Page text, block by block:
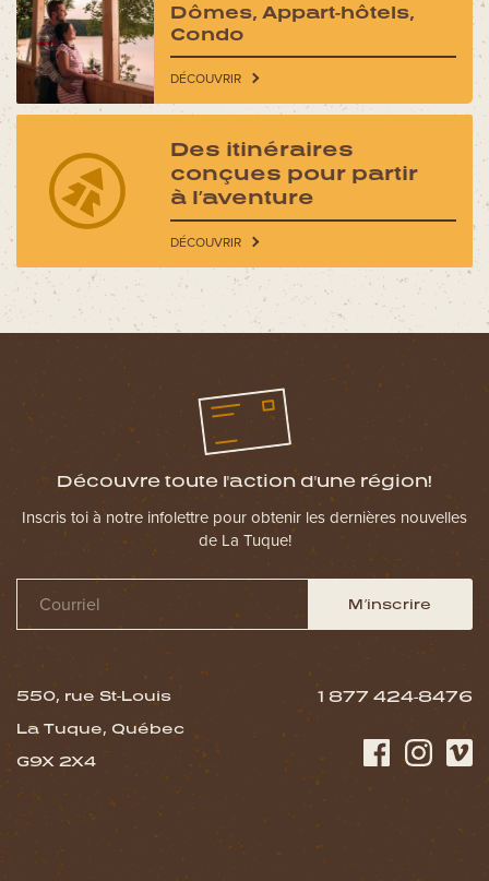
Dômes, Appart-hôtels,
Condo
DÉCOUVRIR
Des itinéraires
conçues pour partir
à l’aventure
DÉCOUVRIR
Découvre toute l'action d'une région!
Inscris toi à notre infolettre pour obtenir les dernières nouvelles
de La Tuque!
M’inscrire
550, rue St-Louis
La Tuque, Québec
G9X 2X4
1 877 424-8476